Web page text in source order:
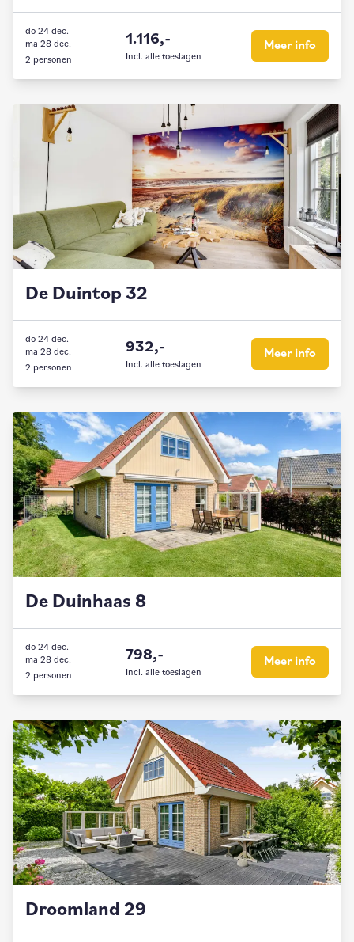
1.116,-
Incl. alle toeslagen
do 24 dec. -
ma 28 dec.
2 personen
Meer info
De Duintop 32
932,-
Incl. alle toeslagen
do 24 dec. -
ma 28 dec.
2 personen
Meer info
De Duinhaas 8
798,-
Incl. alle toeslagen
do 24 dec. -
ma 28 dec.
2 personen
Meer info
Droomland 29